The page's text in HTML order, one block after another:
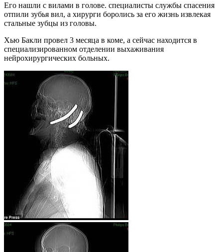
Его нашли с вилами в голове. специалисты службы спасения
отпили зубья вил, а хирурги боролись за его жизнь извлекая
стальные зубцы из головы.
Хью Бакли провел 3 месяца в коме, а сейчас находится в
специализированном отделении выхаживания
нейрохирургических больных.